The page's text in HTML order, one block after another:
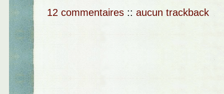
12 commentaires :: aucun trackback